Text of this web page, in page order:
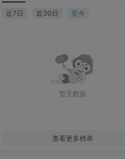
近7日 近30日 至今
暂无数据
查看更多榜单